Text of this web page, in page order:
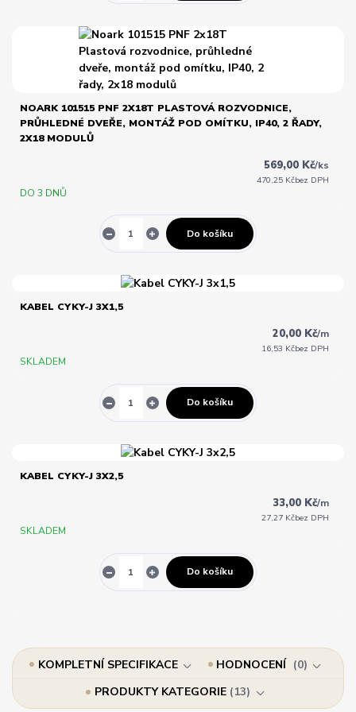
NOARK 101515 PNF 2X18T PLASTOVÁ ROZVODNICE,
PRŮHLEDNÉ DVEŘE, MONTÁŽ POD OMÍTKU, IP40, 2 ŘADY,
2X18 MODULŮ
569,00 Kč/ks
470,25 Kčbez DPH
DO 3 DNŮ
Do košíku
KABEL CYKY-J 3X1,5
20,00 Kč/m
16,53 Kčbez DPH
SKLADEM
Do košíku
KABEL CYKY-J 3X2,5
33,00 Kč/m
27,27 Kčbez DPH
SKLADEM
Do košíku
KOMPLETNÍ SPECIFIKACE HODNOCENÍ
0
PRODUKTY KATEGORIE 13